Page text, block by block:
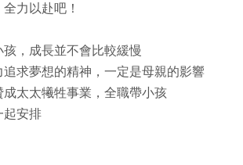
力以赴吧！
，成長並不會比較緩慢
求夢想的精神，一定是母親的影響
太太犧牲事業，全職帶小孩
起安排